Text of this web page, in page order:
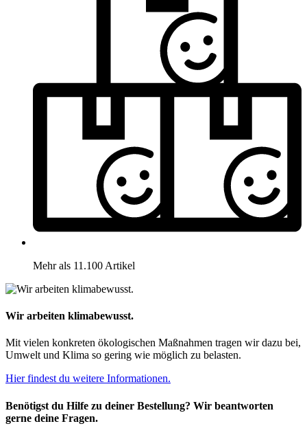
Mehr als 11.100 Artikel
Wir arbeiten klimabewusst.
Mit vielen konkreten ökologischen Maßnahmen tragen wir dazu bei,
Umwelt und Klima so gering wie möglich zu belasten.
Hier findest du weitere Informationen.
Benötigst du Hilfe zu deiner Bestellung? Wir beantworten
gerne deine Fragen.